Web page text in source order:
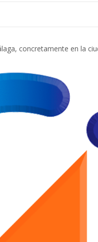
concretamente en la